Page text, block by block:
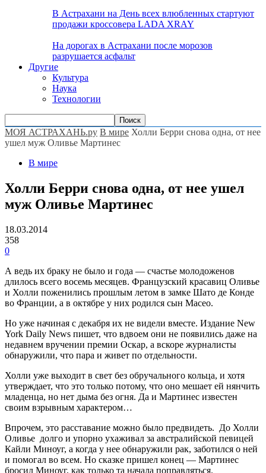
В Астрахани на День всех влюбленных стартуют
продажи кроссовера LADA XRAY
На дорогах в Астрахани после морозов
разрушается асфальт
Другие
Культура
Наука
Технологии
МОЯ АСТРАХАНЬ.ру В мире Холли Берри снова одна, от нее
ушел муж Оливье Мартинес
В мире
Холли Берри снова одна, от нее ушел
муж Оливье Мартинес
18.03.2014
358
0
А ведь их браку не было и года — счастье молодоженов
длилось всего восемь месяцев. Французский красавиц Оливье
и Холли поженились прошлым летом в замке Шато де Конде
во Франции, а в октябре у них родился сын Масео.
Но уже начиная с декабря их не видели вместе. Издание New
York Daily News пишет, что вдвоем они не появились даже на
недавнем вручении премии Оскар, а вскоре журналисты
обнаружили, что пара и живет по отдельности.
Холли уже выходит в свет без обручального кольца, и хотя
утверждает, что это только потому, что оно мешает ей нянчить
младенца, но нет дыма без огня. Да и Мартинес известен
своим взрывным характером…
Впрочем, это расставание можно было предвидеть. До Холли
Оливье долго и упорно ухаживал за австралийской певицей
Кайли Миноуг, а когда у нее обнаружили рак, заботился о ней
и помогал во всем. Но сказке пришел конец — Мартинес
бросил Миноуг, как только та начала поправляться.